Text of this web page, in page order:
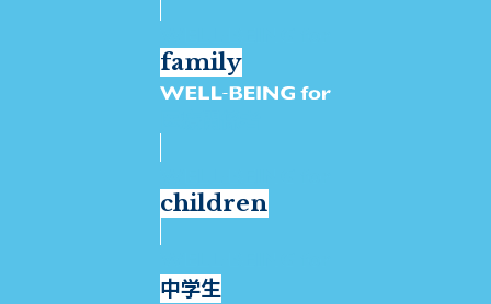
family
children
中学生